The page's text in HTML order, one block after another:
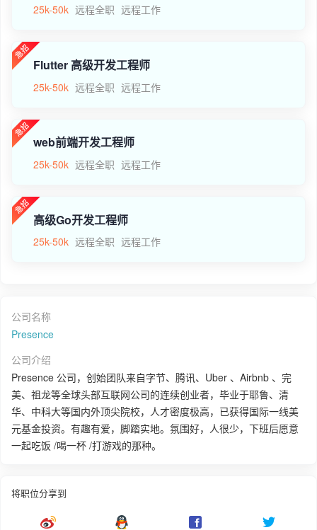
25k-50k 远程全职 远程工作
Flutter 高级开发工程师
25k-50k 远程全职 远程工作
web前端开发工程师
25k-50k 远程全职 远程工作
高级Go开发工程师
25k-50k 远程全职 远程工作
公司名称
Presence
公司介绍
Presence 公司，创始团队来自字节、腾讯、Uber 、Airbnb 、完
美、祖龙等全球头部互联网公司的连续创业者，毕业于耶鲁、清
华、中科大等国内外顶尖院校，人才密度极高，已获得国际一线美
元基金投资。有趣有爱，脚踏实地。氛围好，人很少，下班后愿意
一起吃饭 /喝一杯 /打游戏的那种。
将职位分享到